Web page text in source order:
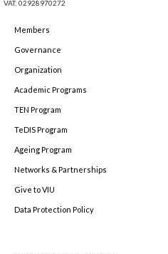
VAT: 02928970272
Members
Governance
Organization
Academic Programs
TEN Program
TeDIS Program
Ageing Program
Networks & Partnerships
Give to VIU
Data Protection Policy